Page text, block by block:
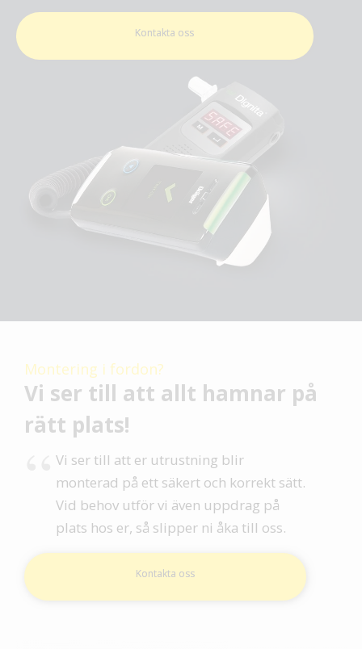
Kontakta oss
Montering i fordon?
Vi ser till att allt hamnar på
rätt plats!
Vi ser till att er utrustning blir
monterad på ett säkert och korrekt sätt.
Vid behov utför vi även uppdrag på
plats hos er, så slipper ni åka till oss.
Kontakta oss